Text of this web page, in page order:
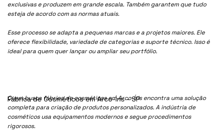
exclusivas e produzem em grande escala. Também garantem que tudo
esteja de acordo com as normas atuais.
Esse processo se adapta a pequenas marcas e a projetos maiores. Ele
oferece flexibilidade, variedade de categorias e suporte técnico. Isso é
ideal para quem quer lançar ou ampliar seu portfólio.
Quem busca fábrica de cosméticos em Arco-Íris encontra uma solução
completa para criação de produtos personalizados. A indústria de
cosméticos usa equipamentos modernos e segue procedimentos
rigorosos.
Fábrica de Cosméticos em Arco-Íris - SP